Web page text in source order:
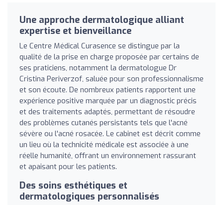
Une approche dermatologique alliant
expertise et bienveillance
Le Centre Médical Curasence se distingue par la
qualité de la prise en charge proposée par certains de
ses praticiens, notamment la dermatologue Dr
Cristina Periverzof, saluée pour son professionnalisme
et son écoute. De nombreux patients rapportent une
expérience positive marquée par un diagnostic précis
et des traitements adaptés, permettant de résoudre
des problèmes cutanés persistants tels que l'acné
sévère ou l'acné rosacée. Le cabinet est décrit comme
un lieu où la technicité médicale est associée à une
réelle humanité, offrant un environnement rassurant
et apaisant pour les patients.
Des soins esthétiques et
dermatologiques personnalisés